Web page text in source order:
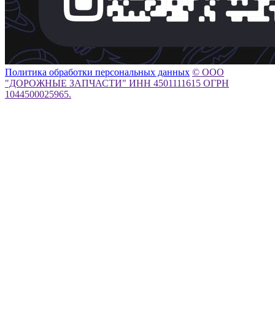
Политика обработки персональных данных © ООО
"ДОРОЖНЫЕ ЗАПЧАСТИ" ИНН 4501111615 ОГРН
1044500025965.